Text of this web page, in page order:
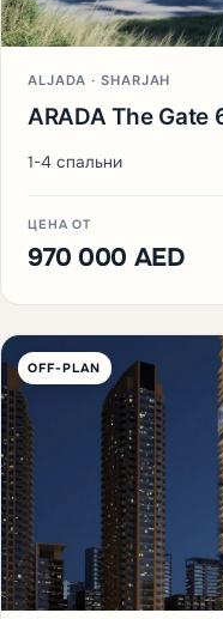
ALJADA · SHARJAH
ARADA The Gate
1-4 спальни
ЦЕНА ОТ
970 000 AED
OFF-PLAN